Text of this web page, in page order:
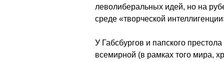
леволиберальных идей, но на
среде «творческой
У Габсбургов и папского
всемирной (в рамках того мира,